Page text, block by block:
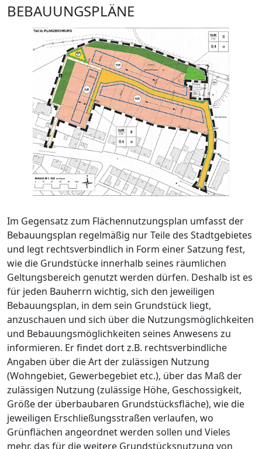
BEBAUUNGSPLÄNE
Im Gegensatz zum Flächennutzungsplan umfasst der
Bebauungsplan regelmäßig nur Teile des Stadtgebietes
und legt rechtsverbindlich in Form einer Satzung fest,
wie die Grundstücke innerhalb seines räumlichen
Geltungsbereich genutzt werden dürfen. Deshalb ist es
für jeden Bauherrn wichtig, sich den jeweiligen
Bebauungsplan, in dem sein Grundstück liegt,
anzuschauen und sich über die Nutzungsmöglichkeiten
und Bebauungsmöglichkeiten seines Anwesens zu
informieren. Er findet dort z.B. rechtsverbindliche
Angaben über die Art der zulässigen Nutzung
(Wohngebiet, Gewerbegebiet etc.), über das Maß der
zulässigen Nutzung (zulässige Höhe, Geschossigkeit,
Größe der überbaubaren Grundstücksfläche), wie die
jeweiligen Erschließungsstraßen verlaufen, wo
Grünflächen angeordnet werden sollen und Vieles
mehr, das für die weitere Grundstücksnutzung von